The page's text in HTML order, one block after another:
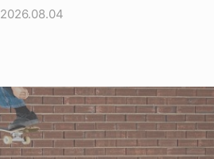
2026.08.04